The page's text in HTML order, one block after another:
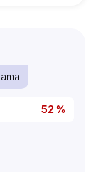
52 %